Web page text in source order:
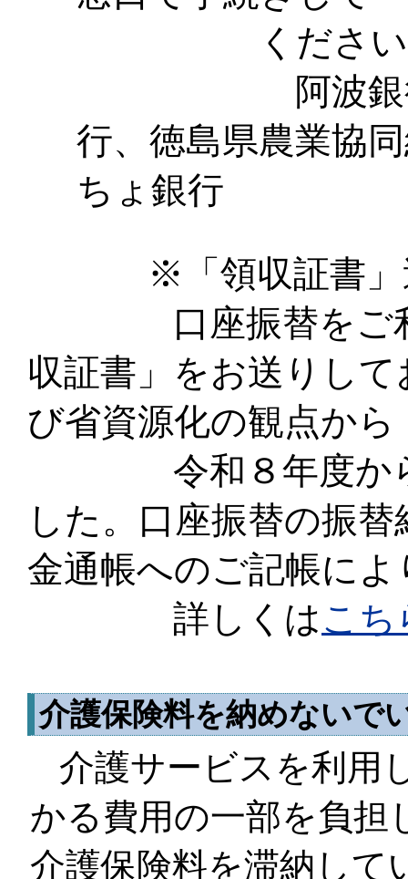
ください
阿波銀行、
行、徳島県農業協
ちょ銀行
※「領収証書
口座振替をご利
収証書」をお送りし
び省資源化の観点から
令和８年度から
した。口座振替の振
金通帳へのご記帳に
詳しくは こち
介護保険料を納めないで
介護サービスを利用
かる費用の一部を負担
介護保険料を滞納して